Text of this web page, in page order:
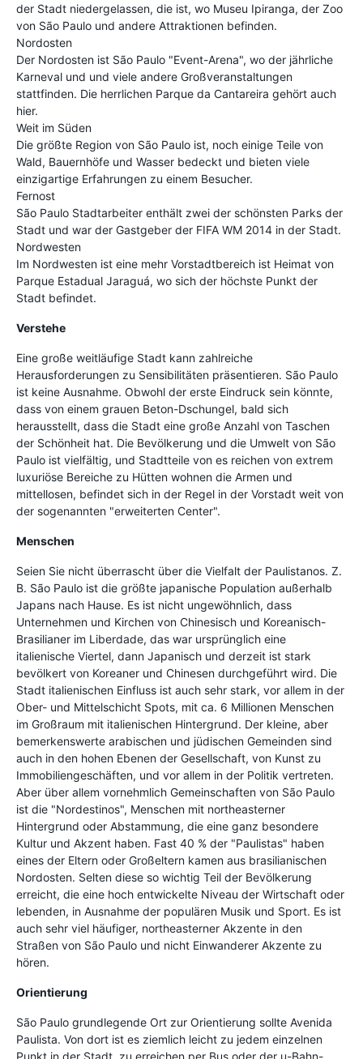
der Stadt niedergelassen, die ist, wo Museu Ipiranga, der Zoo
von São Paulo und andere Attraktionen befinden.
Nordosten
Der Nordosten ist São Paulo "Event-Arena", wo der jährliche
Karneval und und viele andere Großveranstaltungen
stattfinden. Die herrlichen Parque da Cantareira gehört auch
hier.
Weit im Süden
Die größte Region von São Paulo ist, noch einige Teile von
Wald, Bauernhöfe und Wasser bedeckt und bieten viele
einzigartige Erfahrungen zu einem Besucher.
Fernost
São Paulo Stadtarbeiter enthält zwei der schönsten Parks der
Stadt und war der Gastgeber der FIFA WM 2014 in der Stadt.
Nordwesten
Im Nordwesten ist eine mehr Vorstadtbereich ist Heimat von
Parque Estadual Jaraguá, wo sich der höchste Punkt der
Stadt befindet.
Verstehe
Eine große weitläufige Stadt kann zahlreiche
Herausforderungen zu Sensibilitäten präsentieren. São Paulo
ist keine Ausnahme. Obwohl der erste Eindruck sein könnte,
dass von einem grauen Beton-Dschungel, bald sich
herausstellt, dass die Stadt eine große Anzahl von Taschen
der Schönheit hat. Die Bevölkerung und die Umwelt von São
Paulo ist vielfältig, und Stadtteile von es reichen von extrem
luxuriöse Bereiche zu Hütten wohnen die Armen und
mittellosen, befindet sich in der Regel in der Vorstadt weit von
der sogenannten "erweiterten Center".
Menschen
Seien Sie nicht überrascht über die Vielfalt der Paulistanos. Z.
B. São Paulo ist die größte japanische Population außerhalb
Japans nach Hause. Es ist nicht ungewöhnlich, dass
Unternehmen und Kirchen von Chinesisch und Koreanisch-
Brasilianer im Liberdade, das war ursprünglich eine
italienische Viertel, dann Japanisch und derzeit ist stark
bevölkert von Koreaner und Chinesen durchgeführt wird. Die
Stadt italienischen Einfluss ist auch sehr stark, vor allem in der
Ober- und Mittelschicht Spots, mit ca. 6 Millionen Menschen
im Großraum mit italienischen Hintergrund. Der kleine, aber
bemerkenswerte arabischen und jüdischen Gemeinden sind
auch in den hohen Ebenen der Gesellschaft, von Kunst zu
Immobiliengeschäften, und vor allem in der Politik vertreten.
Aber über allem vornehmlich Gemeinschaften von São Paulo
ist die "Nordestinos", Menschen mit northeasterner
Hintergrund oder Abstammung, die eine ganz besondere
Kultur und Akzent haben. Fast 40 % der "Paulistas" haben
eines der Eltern oder Großeltern kamen aus brasilianischen
Nordosten. Selten diese so wichtig Teil der Bevölkerung
erreicht, die eine hoch entwickelte Niveau der Wirtschaft oder
lebenden, in Ausnahme der populären Musik und Sport. Es ist
auch sehr viel häufiger, northeasterner Akzente in den
Straßen von São Paulo und nicht Einwanderer Akzente zu
hören.
Orientierung
São Paulo grundlegende Ort zur Orientierung sollte Avenida
Paulista. Von dort ist es ziemlich leicht zu jedem einzelnen
Punkt in der Stadt, zu erreichen per Bus oder der u-Bahn-